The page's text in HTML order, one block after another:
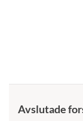
Avslutade